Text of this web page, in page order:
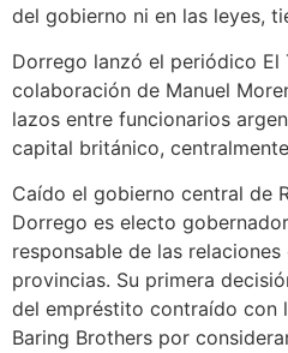
del gobierno ni en las leyes,
Dorrego lanzó el periódico El
colaboración de Manuel
lazos entre funcionarios
capital británico,
Caído el gobierno central de
Dorrego es electo
responsable de las
provincias. Su primera
del empréstito contraído con
Baring Brothers por